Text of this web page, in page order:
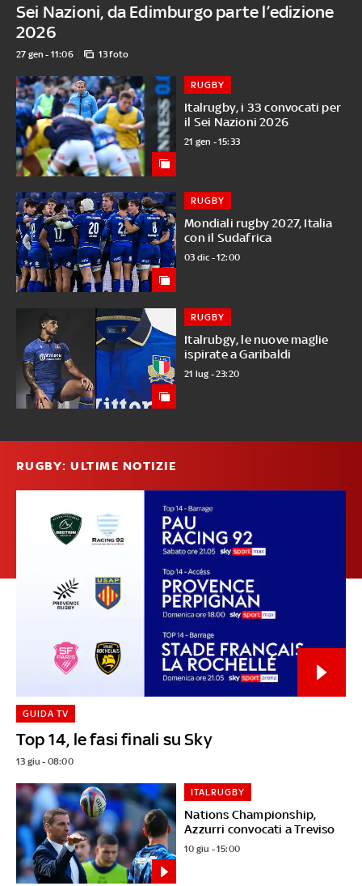
Sei Nazioni, da Edimburgo parte l’edizione
2026
27 gen - 11:06 13 foto
Italrugby, i 33 convocati per
il Sei Nazioni 2026
RUGBY
21 gen - 15:33
Mondiali rugby 2027, Italia
con il Sudafrica
RUGBY
03 dic - 12:00
Italrubgy, le nuove maglie
ispirate a Garibaldi
RUGBY
21 lug - 23:20
RUGBY: ULTIME NOTIZIE
Top 14, le fasi finali su Sky
GUIDA TV
13 giu - 08:00
Nations Championship,
Azzurri convocati a Treviso
ITALRUGBY
10 giu - 15:00